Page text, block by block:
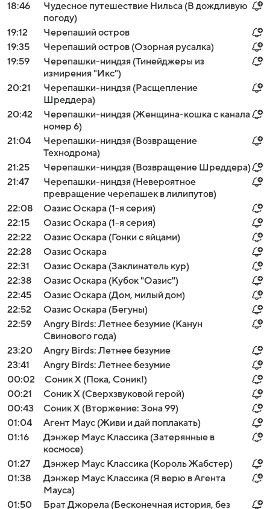
18:46
Чудесное путешествие Нильса (В дождливую
погоду)
19:12
Черепаший остров
19:35
Черепаший остров (Озорная русалка)
19:59
Черепашки-ниндзя (Тинейджеры из
измирения "Икс")
20:21
Черепашки-ниндзя (Расщепление
Шреддера)
20:42
Черепашки-ниндзя (Женщина-кошка с канала
номер 6)
21:04
Черепашки-ниндзя (Возвращение
Технодрома)
21:25
Черепашки-ниндзя (Возвращение Шреддера)
21:47
Черепашки-ниндзя (Невероятное
превращение черепашек в лилипутов)
22:08
Оазис Оскара (1-я серия)
22:15
Оазис Оскара (1-я серия)
22:22
Оазис Оскара (Гонки с яйцами)
22:28
Оазис Оскара
22:31
Оазис Оскара (Заклинатель кур)
22:38
Оазис Оскара (Кубок "Оазис")
22:45
Оазис Оскара (Дом, милый дом)
22:52
Оазис Оскара (Бегуны)
22:59
Angry Birds: Летнее безумие (Канун
Свинового года)
23:20
Angry Birds: Летнее безумие
23:41
Angry Birds: Летнее безумие
00:02
Соник Х (Пока, Соник!)
00:21
Соник Х (Сверхзвуковой герой)
00:43
Соник Х (Вторжение: Зона 99)
01:04
Агент Маус (Живи и дай поплакать)
01:16
Дэнжер Маус Классика (Затерянные в
космосе)
01:27
Дэнжер Маус Классика (Король Жабстер)
01:38
Дэнжер Маус Классика (Я верю в Агента
Мауса)
01:50
Брат Джорела (Бесконечная история, без